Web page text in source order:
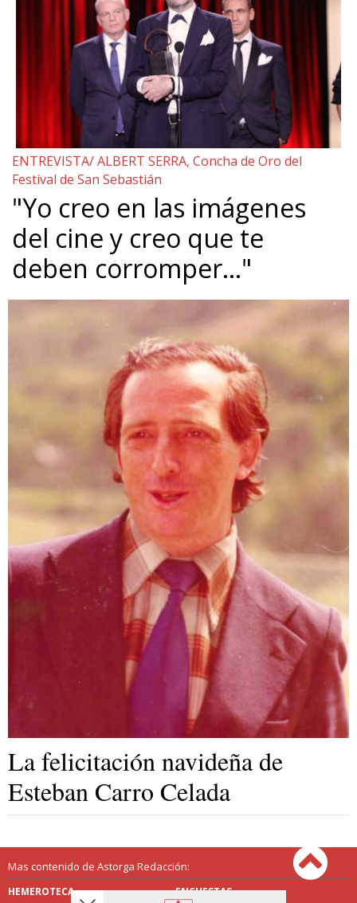
ENTREVISTA/ ALBERT SERRA, Concha de Oro del
Festival de San Sebastián
"Yo creo en las imágenes
del cine y creo que te
deben corromper…"
La felicitación navideña de
Esteban Carro Celada
Mas contenido de Astorga Redacción:
HEMEROTECA ENCUESTAS